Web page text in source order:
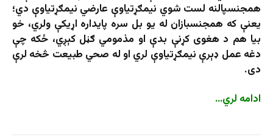
همجنسپالنه لست شوي نیمګړتیاوې عارضي نیمګړتیاوې دي؛
يعنې که همجنسبازان له يو بل سره پایداره اړيکې ولري، خو
بيا هم د هغوی کړنې بدې او مذمومي ګڼل کېږي، ځکه چې
دغه عمل ډېرې نيمګړتياوې لري او له صحي طبيعت څخه لرې
دی.
ادامه لري…